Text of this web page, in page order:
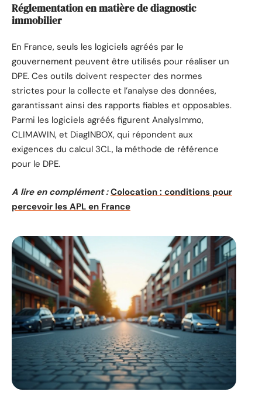
Réglementation en matière de diagnostic
immobilier
En France, seuls les logiciels agréés par le
gouvernement peuvent être utilisés pour réaliser un
DPE. Ces outils doivent respecter des normes
strictes pour la collecte et l’analyse des données,
garantissant ainsi des rapports fiables et opposables.
Parmi les logiciels agréés figurent AnalysImmo,
CLIMAWIN, et DiagINBOX, qui répondent aux
exigences du calcul 3CL, la méthode de référence
pour le DPE.
A lire en complément : Colocation : conditions pour
percevoir les APL en France